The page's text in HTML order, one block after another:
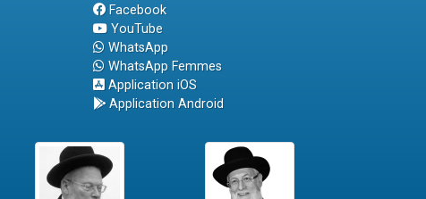
Facebook
YouTube
WhatsApp
WhatsApp Femmes
Application iOS
Application Android